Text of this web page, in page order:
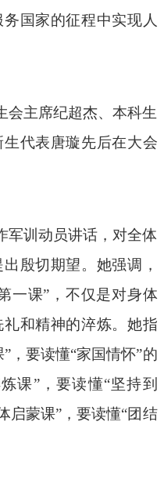
国家的征程中实现人
会主席纪超杰、本科生
代表唐璇先后在大会
军训动员讲话，对全体
殷切期望。她强调，
一课”，不仅是对身体
和精神的淬炼。她指
，要读懂“家国情怀”的
课”，要读懂“坚持到
启蒙课”，要读懂“团结